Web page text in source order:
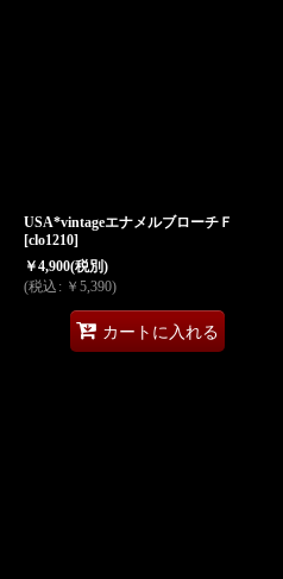
USA*vintageエナメルブローチＦ
[clo1210]
￥4,900(税別)
(税込 : ￥ 5,390)
カートに入れる